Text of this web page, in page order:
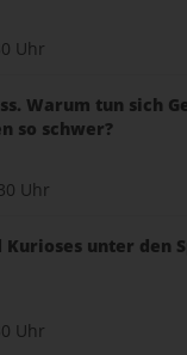
Uhr
Warum tun sich
so schwer?
Uhr
Kurioses unter den
Uhr